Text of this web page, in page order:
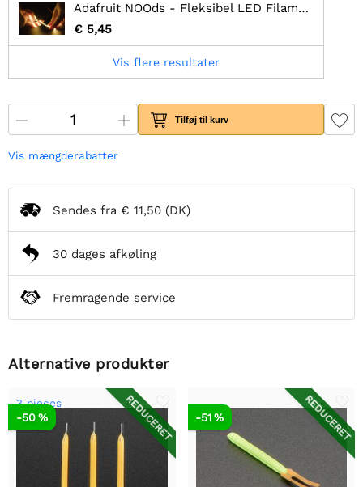
Adafruit NOOds - Fleksibel LED Filament - 3V 300mm lang - Gul
€ 5,45
Vis flere resultater
Tilføj til kurv
Vis mængderabatter
Sendes fra € 11,50 (DK)
30 dages afkøling
Fremragende service
Alternative produkter
REDUCERET
3 pieces
-50 %
REDUCERET
-51 %